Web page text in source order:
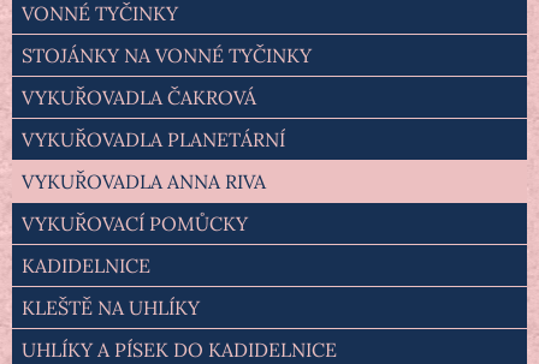
VONNÉ TYČINKY
STOJÁNKY NA VONNÉ TYČINKY
VYKUŘOVADLA ČAKROVÁ
VYKUŘOVADLA PLANETÁRNÍ
VYKUŘOVADLA ANNA RIVA
VYKUŘOVACÍ POMŮCKY
KADIDELNICE
KLEŠTĚ NA UHLÍKY
UHLÍKY A PÍSEK DO KADIDELNICE